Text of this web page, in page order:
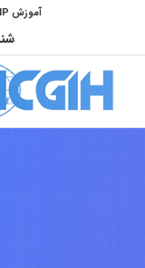
آموزش VIP